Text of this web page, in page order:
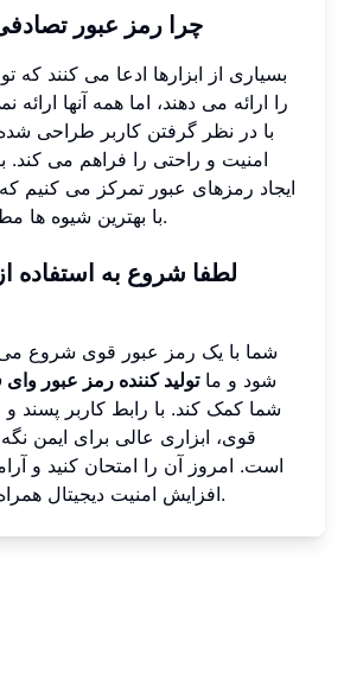
چرا رمز عبور
بسیاری از ابزارها ادعا می کنند که
را ارائه می دهند، اما همه آنها ارائه
با در نظر گرفتن کاربر طراحی
امنیت و راحتی را فراهم می کند.
ایجاد رمزهای عبور تمرکز می کنیم
با بهترین شیوه ها مطابقت داشته باشند.
لطفا شروع به استفاده
شود و ماتولید کننده رمز عبور
شما کمک کند. با رابط کاربر پسند
قوی، ابزاری عالی برای ایمن
است. امروز آن را امتحان کنید و
افزایش امنیت دیجیتال همراه است، تجربه کنید.